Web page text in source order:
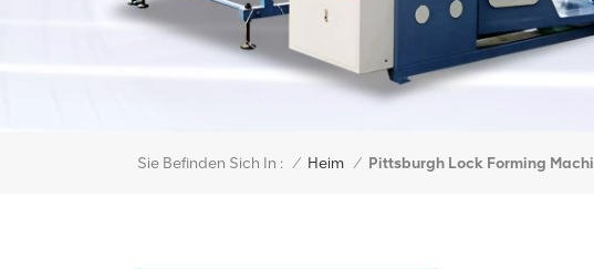
Sie Befinden Sich In : / Heim / Pittsburgh Lock Forming